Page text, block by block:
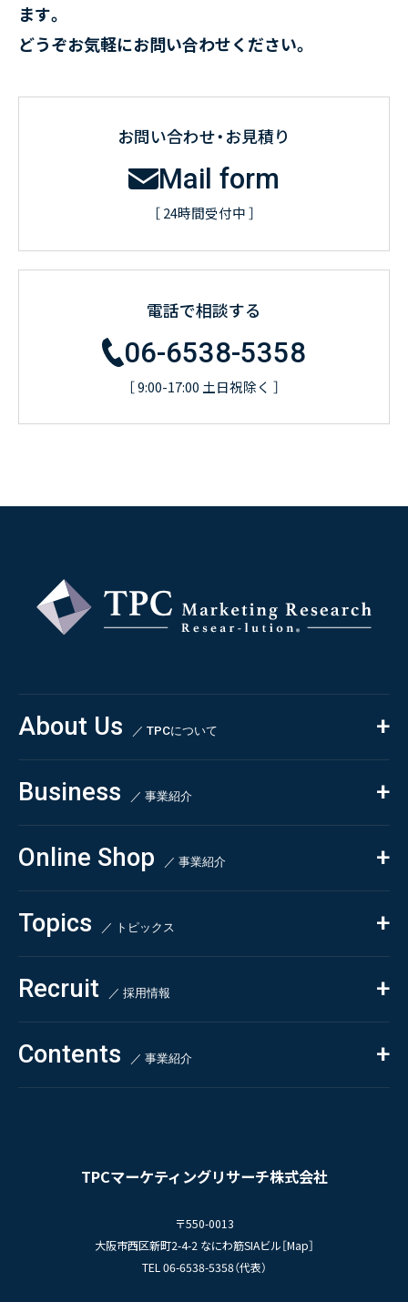
ます。
どうぞお気軽にお問い合わせください。
お問い合わせ・お見積り
Mail form
［ 24時間受付中 ］
電話で相談する
06-6538-5358
［ 9:00-17:00 土日祝除く ］
TPCマーケティングリサーチ株式会社
〒550-0013
大阪市西区新町2-4-2 なにわ筋SIAビル［Map］
TEL 06-6538-5358（代表）
About Us ／ TPCについて
私たちの強み
会社概要・沿革
CSR
Business ／ 事業紹介
コンサルティング
依頼・受託調査
- 市場調査
- 競合調査
- アンケート調査
- クイックリサーチ
自主企画調査
Online Shop ／ 事業紹介
Beauty & Cosmetics
Health & Food
Pharmaceuticals & Medical
Chemical & Life Sciences
Topics ／ トピックス
ALL
お知らせ
新刊情報
掲載情報
Recruit ／ 採用情報
採用TOP
- 求める人物像
Contents ／ 事業紹介
お問い合わせ
プライバシーポリシー